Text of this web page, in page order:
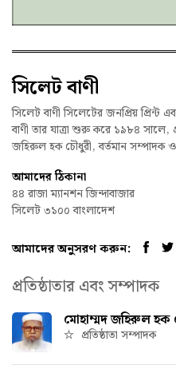
সিলেট বাণী
সিলেট বাণী সিলেটের জনপ্রিয় প্রিন্ট
বাণী তার যাত্রা শুরু করে ১৯৮৪ সালে,
জহিরুল হক চৌধুরী, বর্তমান সম্পাদক
আমাদের ঠিকানা
৪৪ রাজা ম্যানশন জিন্দাবাজার
সিলেট ৩১০০ বাংলাদেশ
আমাদের অনুসরণ করুন:
প্রতিষ্ঠাতার এবং সম্পাদক
মোহাম্মদ জহিরুল হক
প্রতিষ্ঠাতা সম্পাদক